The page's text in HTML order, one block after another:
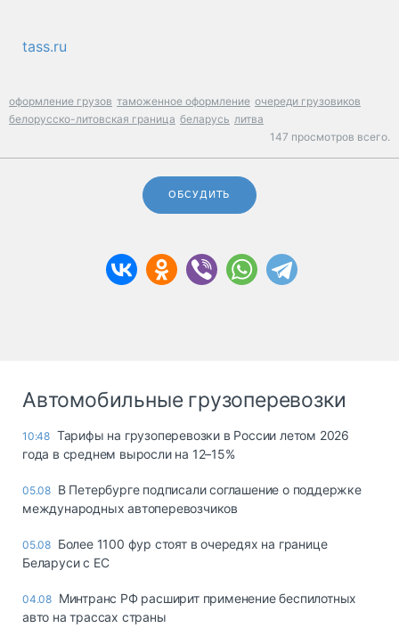
tass.ru
оформление грузов таможенное оформление очереди грузовиков
белорусско-литовская граница беларусь литва
147 просмотров всего.
ОБСУДИТЬ
Автомобильные грузоперевозки
10:48 Тарифы на грузоперевозки в России летом 2026
года в среднем выросли на 12–15%
05.08 В Петербурге подписали соглашение о поддержке
международных автоперевозчиков
05.08 Более 1100 фур стоят в очередях на границе
Беларуси с ЕС
04.08 Минтранс РФ расширит применение беспилотных
авто на трассах страны